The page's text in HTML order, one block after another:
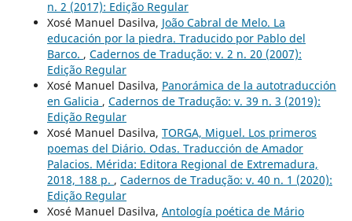
n. 2 (2017): Edição Regular
Xosé Manuel Dasilva, João Cabral de Melo. La
educación por la piedra. Traducido por Pablo del
Barco. , Cadernos de Tradução: v. 2 n. 20 (2007):
Edição Regular
Xosé Manuel Dasilva, Panorámica de la autotraducción
en Galicia , Cadernos de Tradução: v. 39 n. 3 (2019):
Edição Regular
Xosé Manuel Dasilva, TORGA, Miguel. Los primeros
poemas del Diário. Odas. Traducción de Amador
Palacios. Mérida: Editora Regional de Extremadura,
2018, 188 p. , Cadernos de Tradução: v. 40 n. 1 (2020):
Edição Regular
Xosé Manuel Dasilva, Antología poética de Mário